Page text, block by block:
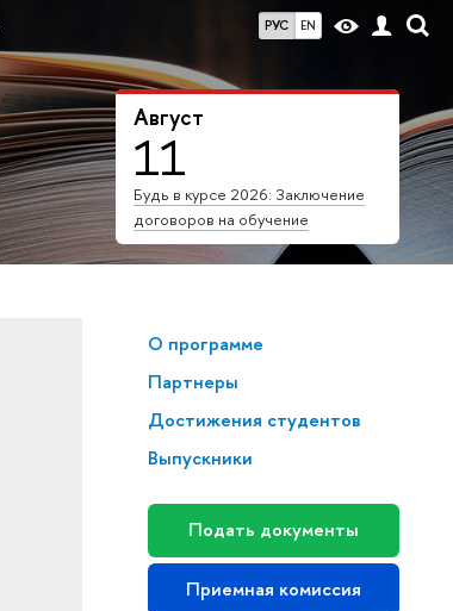
РУС EN
Август
11
Будь в курсе 2026: Заключение
договоров на обучение
О программе
Партнеры
Достижения студентов
Выпускники
Подать документы
Приемная комиссия